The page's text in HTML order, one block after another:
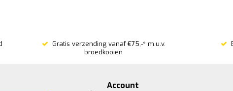
Gratis verzending vanaf €75,-* m.u.v.
broedkooien
Account